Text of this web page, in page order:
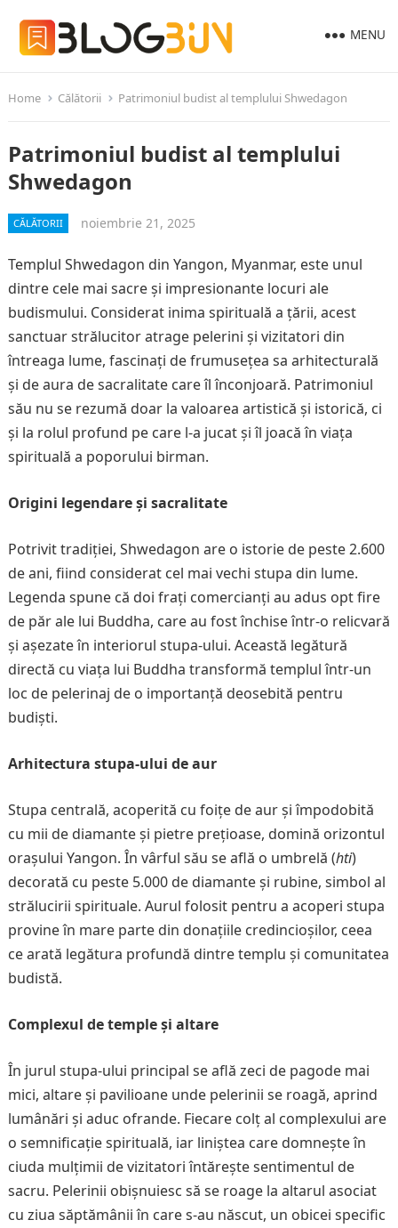
MENU
Home Călătorii Patrimoniul budist al templului Shwedagon
Patrimoniul budist al templului
Shwedagon
CĂLĂTORII noiembrie 21, 2025
Templul Shwedagon din Yangon, Myanmar, este unul
dintre cele mai sacre și impresionante locuri ale
budismului. Considerat inima spirituală a țării, acest
sanctuar strălucitor atrage pelerini și vizitatori din
întreaga lume, fascinați de frumusețea sa arhitecturală
și de aura de sacralitate care îl înconjoară. Patrimoniul
său nu se rezumă doar la valoarea artistică și istorică, ci
și la rolul profund pe care l-a jucat și îl joacă în viața
spirituală a poporului birman.
Origini legendare și sacralitate
Potrivit tradiției, Shwedagon are o istorie de peste 2.600
de ani, fiind considerat cel mai vechi stupa din lume.
Legenda spune că doi frați comercianți au adus opt fire
de păr ale lui Buddha, care au fost închise într-o relicvară
și așezate în interiorul stupa-ului. Această legătură
directă cu viața lui Buddha transformă templul într-un
loc de pelerinaj de o importanță deosebită pentru
budiști.
Arhitectura stupa-ului de aur
Stupa centrală, acoperită cu foițe de aur și împodobită
cu mii de diamante și pietre prețioase, domină orizontul
orașului Yangon. În vârful său se află o umbrelă (hti)
decorată cu peste 5.000 de diamante și rubine, simbol al
strălucirii spirituale. Aurul folosit pentru a acoperi stupa
provine în mare parte din donațiile credincioșilor, ceea
ce arată legătura profundă dintre templu și comunitatea
budistă.
Complexul de temple și altare
În jurul stupa-ului principal se află zeci de pagode mai
mici, altare și pavilioane unde pelerinii se roagă, aprind
lumânări și aduc ofrande. Fiecare colț al complexului are
o semnificație spirituală, iar liniștea care domnește în
ciuda mulțimii de vizitatori întărește sentimentul de
sacru. Pelerinii obișnuiesc să se roage la altarul asociat
cu ziua săptămânii în care s-au născut, un obicei specific